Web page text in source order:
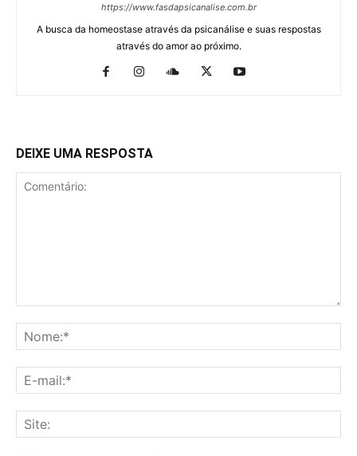
https://www.fasdapsicanalise.com.br
A busca da homeostase através da psicanálise e suas respostas
através do amor ao próximo.
DEIXE UMA RESPOSTA